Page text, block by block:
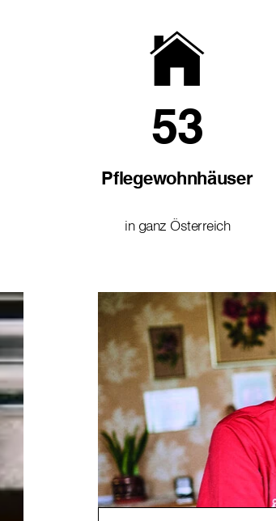
53
Pflegewohnhäuser
in ganz Österreich